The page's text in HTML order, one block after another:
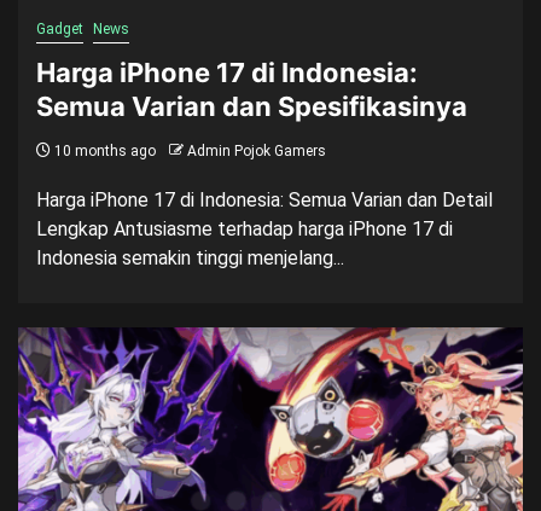
Gadget News
Harga iPhone 17 di Indonesia:
Semua Varian dan Spesifikasinya
10 months ago Admin Pojok Gamers
Harga iPhone 17 di Indonesia: Semua Varian dan Detail
Lengkap Antusiasme terhadap harga iPhone 17 di
Indonesia semakin tinggi menjelang...